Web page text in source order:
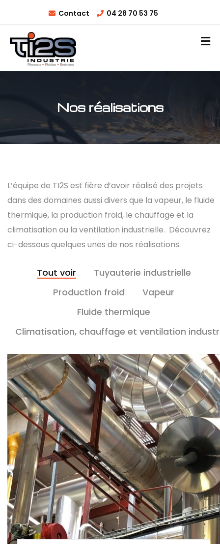
Contact 04 28 70 53 75
Nos réalisations
L’équipe de TI2S est fière d’avoir réalisé des projets
dans des domaines aussi divers que la vapeur, le fluide
thermique, la production froid, le chauffage et la
climatisation ou la ventilation industrielle. Découvrez
ci-dessous quelques unes de nos réalisations.
Tout voir
Tuyauterie industrielle
Production froid
Vapeur
Fluide thermique
Climatisation, chauffage et ventilation